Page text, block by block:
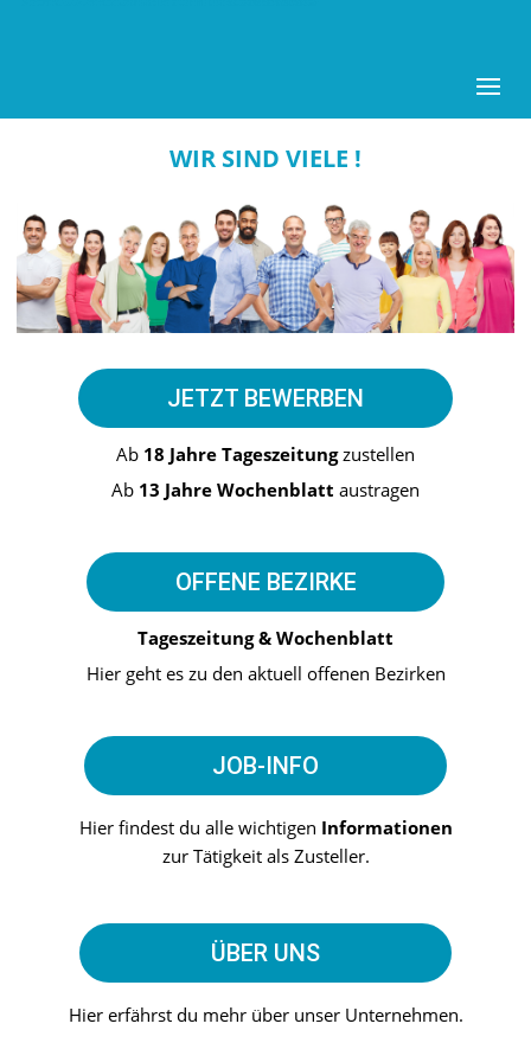
WIR SIND VIELE !
JETZT BEWERBEN
Ab 18 Jahre Tageszeitungzustellen
Ab 13 Jahre Wochenblatt austragen
OFFENE BEZIRKE
Tageszeitung & Wochenblatt
Hier geht es zu den aktuell offenen Bezirken
JOB-INFO
Hier findest du alle wichtigen Informationen
zur Tätigkeit als Zusteller.
ÜBER UNS
Hier erfährst du mehr über unser Unternehmen.